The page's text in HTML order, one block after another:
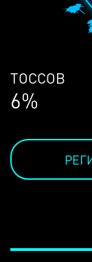
ЛЮДЕЙ
68%